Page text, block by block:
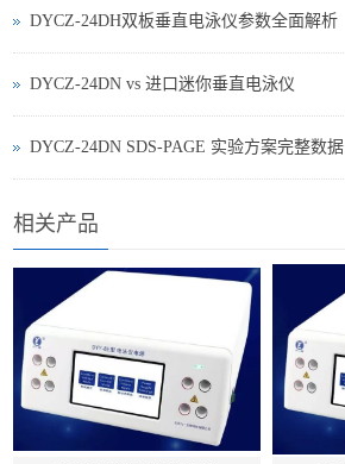
DYCZ-24DH双板垂直电泳仪参数全面解析
DYCZ‑24DN vs 进口迷你垂直电泳仪
DYCZ‑24DN SDS‑PAGE 实验方案完整数据
相关产品